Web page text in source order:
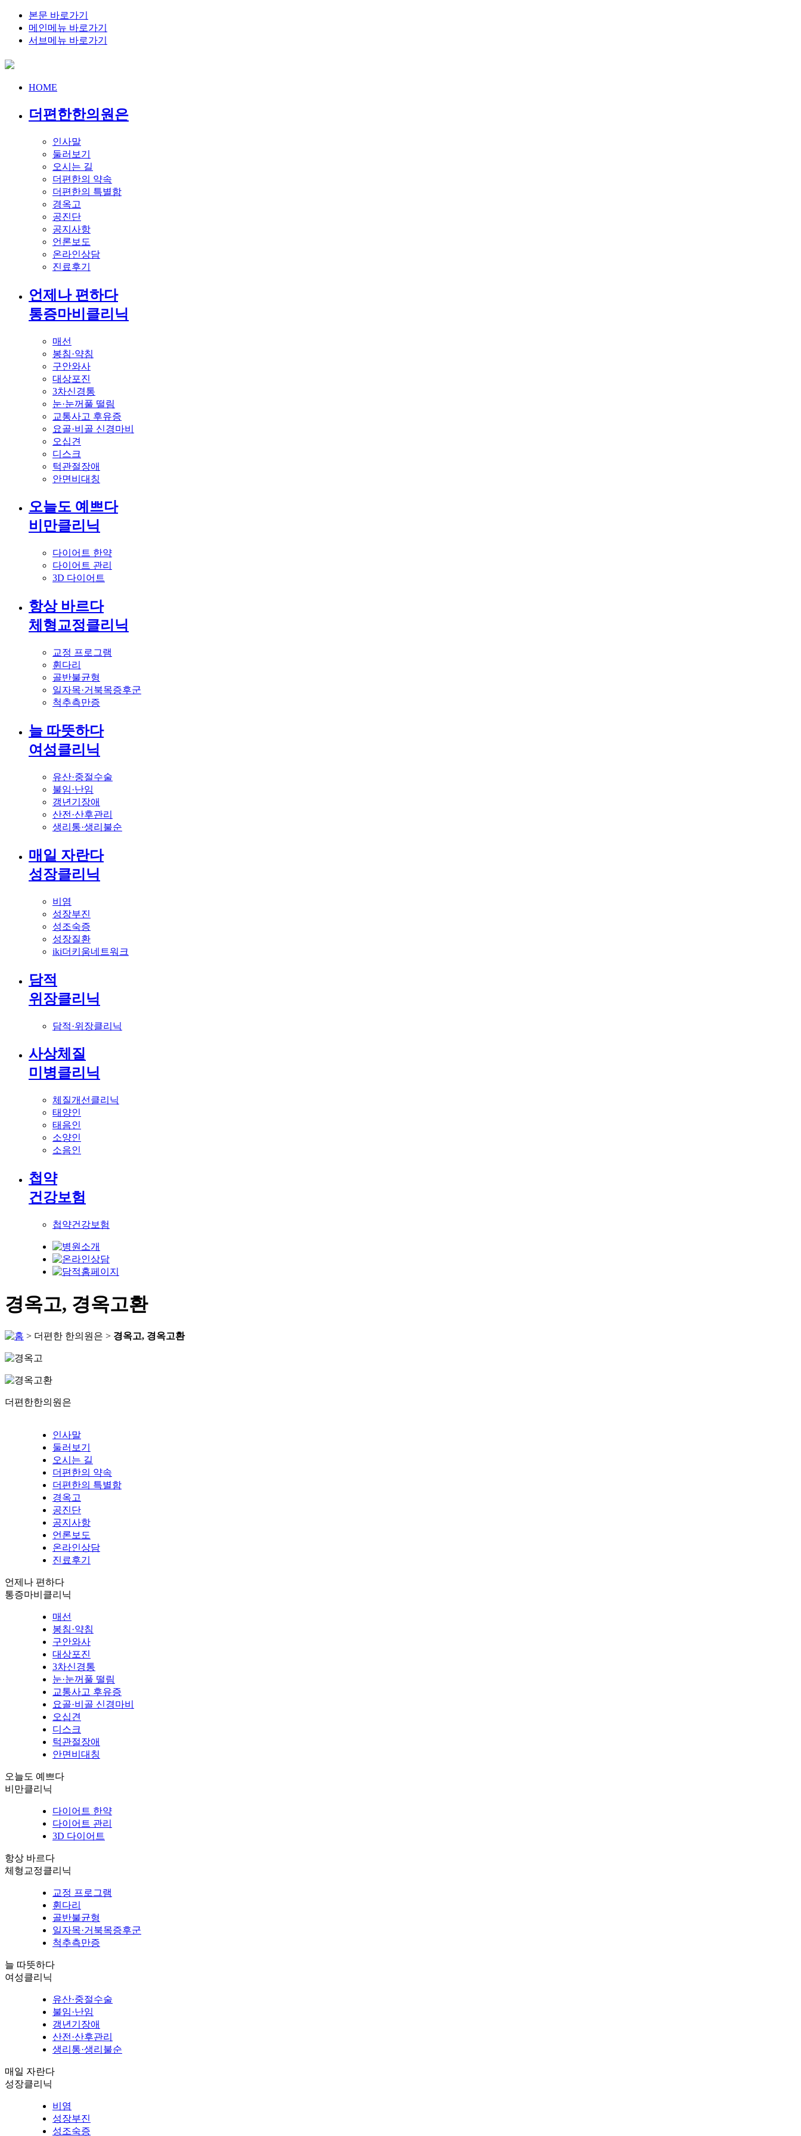
본문 바로가기
메인메뉴 바로가기
서브메뉴 바로가기
HOME
더편한한의원은
인사말
둘러보기
오시는 길
더편한의 약속
더편한의 특별함
경옥고
공진단
공지사항
언론보도
온라인상담
진료후기
언제나 편하다
통증마비클리닉
매선
봉침·약침
구안와사
대상포진
3차신경통
눈·눈꺼풀 떨림
교통사고 후유증
요골·비골 신경마비
오십견
디스크
턱관절장애
안면비대칭
오늘도 예쁘다
비만클리닉
다이어트 한약
다이어트 관리
3D 다이어트
항상 바르다
체형교정클리닉
교정 프로그램
휜다리
골반불균형
일자목·거북목증후군
척추측만증
늘 따뜻하다
여성클리닉
유산·중절수술
불임·난임
갱년기장애
산전·산후관리
생리통·생리불순
매일 자란다
성장클리닉
비염
성장부진
성조숙증
성장질환
iki더키움네트워크
담적
위장클리닉
담적·위장클리닉
사상체질
미병클리닉
체질개선클리닉
태양인
태음인
소양인
소음인
첩약
건강보험
첩약건강보험
경옥고, 경옥고환
> 더편한 한의원은 > 경옥고, 경옥고환
더편한한의원은
인사말
둘러보기
오시는 길
더편한의 약속
더편한의 특별함
경옥고
공진단
공지사항
언론보도
온라인상담
진료후기
언제나 편하다
통증마비클리닉
매선
봉침·약침
구안와사
대상포진
3차신경통
눈·눈꺼풀 떨림
교통사고 후유증
요골·비골 신경마비
오십견
디스크
턱관절장애
안면비대칭
오늘도 예쁘다
비만클리닉
다이어트 한약
다이어트 관리
3D 다이어트
항상 바르다
체형교정클리닉
교정 프로그램
휜다리
골반불균형
일자목·거북목증후군
척추측만증
늘 따뜻하다
여성클리닉
유산·중절수술
불임·난임
갱년기장애
산전·산후관리
생리통·생리불순
매일 자란다
성장클리닉
비염
성장부진
성조숙증